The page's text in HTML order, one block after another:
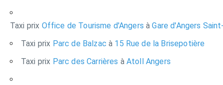
Taxi prix Office de Tourisme d'Angersà Gare d'Angers
Taxi prix Parc de Balzacà 15 Rue de la Brisepotière
Taxi prix Parc des Carrières àAtoll Angers